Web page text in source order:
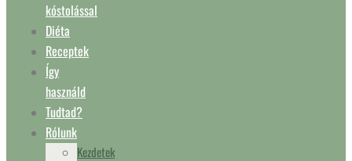
kóstolással
Diéta
Receptek
Így
használd
Tudtad?
Rólunk
Kezdetek